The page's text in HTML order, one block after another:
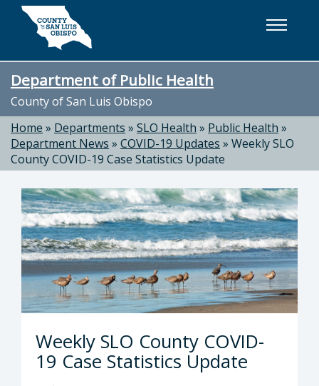
Skip to main content
Department of Public Health
County of San Luis Obispo
Home » Departments » SLO Health » Public Health »
Department News » COVID-19 Updates » Weekly SLO
County COVID-19 Case Statistics Update
Weekly SLO County COVID-
19 Case Statistics Update